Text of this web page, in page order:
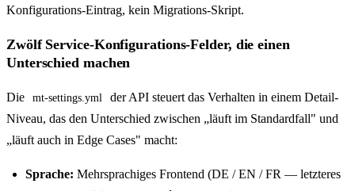
Konfigurations-Eintrag, kein Migrations-Skript.
Zwölf Service-Konfigurations-Felder, die einen
Unterschied machen
Die mt-settings.yml
der API steuert das Verhalten in einem Detail-
Niveau, das den Unterschied zwischen „läuft im Standardfall" und
„läuft auch in Edge Cases" macht:
Sprache: Mehrsprachiges Frontend (DE / EN / FR — letzteres